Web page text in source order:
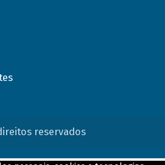
reservados